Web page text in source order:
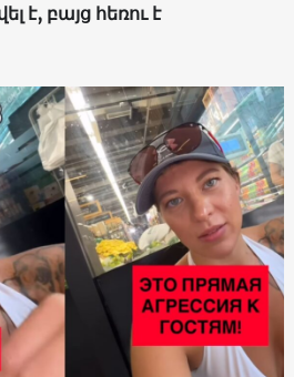
է, բայց հեռու է